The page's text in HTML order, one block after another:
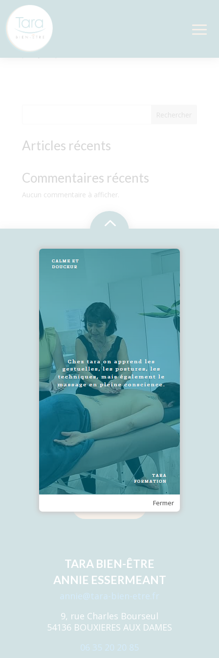
Amma assis
parSylvie
Rechercher
Articles récents
Commentaires récents
Aucun commentaire à afficher.
2
SUIVEZ-NOUS !
Recevez notre Newsletter
TARA BIEN-ÊTRE
ANNIE ESSERMEANT
annie@tara-bien-etre.fr
9, rue Charles Bourseul
54136 BOUXIERES AUX DAMES
06 35 20 20 85
Fermer